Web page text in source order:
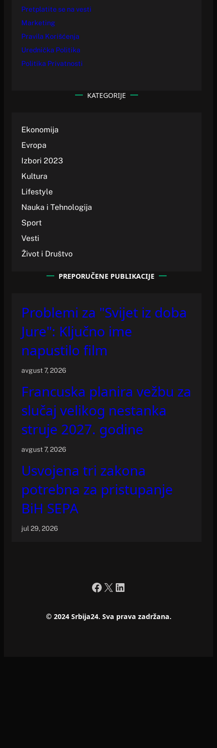
Pretplatite se na vesti
Marketing
Pravila Korišćenja
Urednička Politika
Politika Privatnosti
KATEGORIJE
Ekonomija
Evropa
Izbori 2023
Kultura
Lifestyle
Nauka i Tehnologija
Sport
Vesti
Život i Društvo
PREPORUČENE PUBLIKACIJE
Problemi za "Svijet iz doba
Jure": Ključno ime
napustilo film
avgust 7, 2026
Francuska planira vežbu za
slučaj velikog nestanka
struje 2027. godine
avgust 7, 2026
Usvojena tri zakona
potrebna za pristupanje
BiH SEPA
jul 29, 2026
Facebook
X LinkedIn
© 2024 Srbija24. Sva prava zadržana.